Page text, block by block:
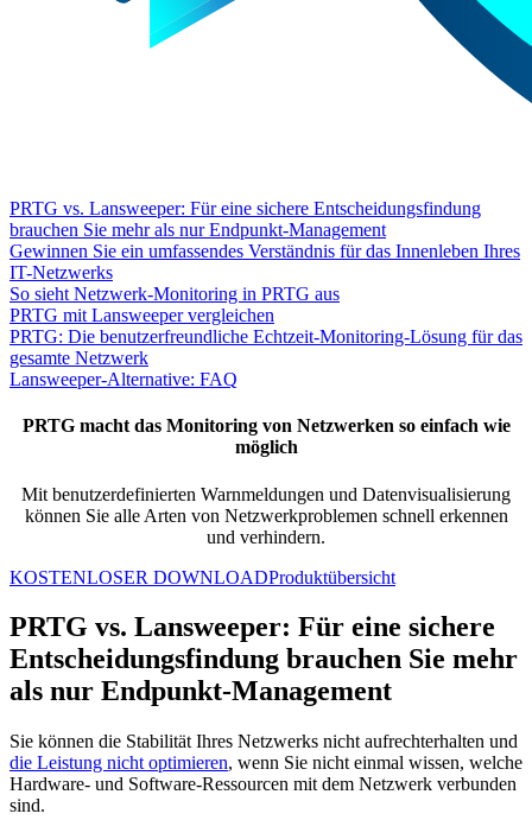
PRTG vs. Lansweeper: Für eine sichere Entscheidungsfindung
brauchen Sie mehr als nur Endpunkt-Management
Gewinnen Sie ein umfassendes Verständnis für das Innenleben Ihres
IT-Netzwerks
So sieht Netzwerk-Monitoring in PRTG aus
PRTG mit Lansweeper vergleichen
PRTG: Die benutzerfreundliche Echtzeit-Monitoring-Lösung für das
gesamte Netzwerk
Lansweeper-Alternative: FAQ
PRTG macht das Monitoring von Netzwerken so einfach wie
möglich
Mit benutzerdefinierten Warnmeldungen und Datenvisualisierung
können Sie alle Arten von Netzwerkproblemen schnell erkennen
und verhindern.
KOSTENLOSER DOWNLOADProduktübersicht
PRTG vs. Lansweeper: Für eine sichere
Entscheidungsfindung brauchen Sie mehr
als nur Endpunkt-Management
Sie können die Stabilität Ihres Netzwerks nicht aufrechterhalten und
die Leistung nicht optimieren, wenn Sie nicht einmal wissen, welche
Hardware- und Software-Ressourcen mit dem Netzwerk verbunden
sind.